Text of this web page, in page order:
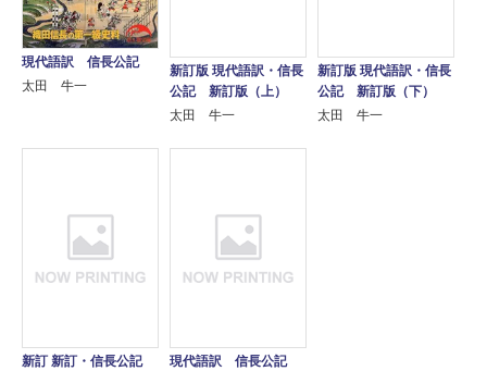
現代語訳 信長公記
太田 牛一
新訂版 現代語訳・信長
公記 新訂版（上）
太田 牛一
新訂版 現代語訳・信長
公記 新訂版（下）
太田 牛一
新訂 新訂・信長公記
現代語訳 信長公記